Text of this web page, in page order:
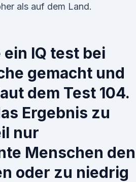
als auf dem Land.
IQ test bei
gemacht und
dem Test 104.
Ergebnis zu
nur
Menschen den
oder zu niedrig